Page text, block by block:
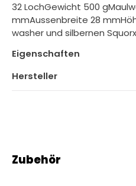
32 LochGewicht 500
mmAussenbreite 28
washer und silbernen
Eigenschaften
Hersteller
Produktgalerie überspringen
Zubehör